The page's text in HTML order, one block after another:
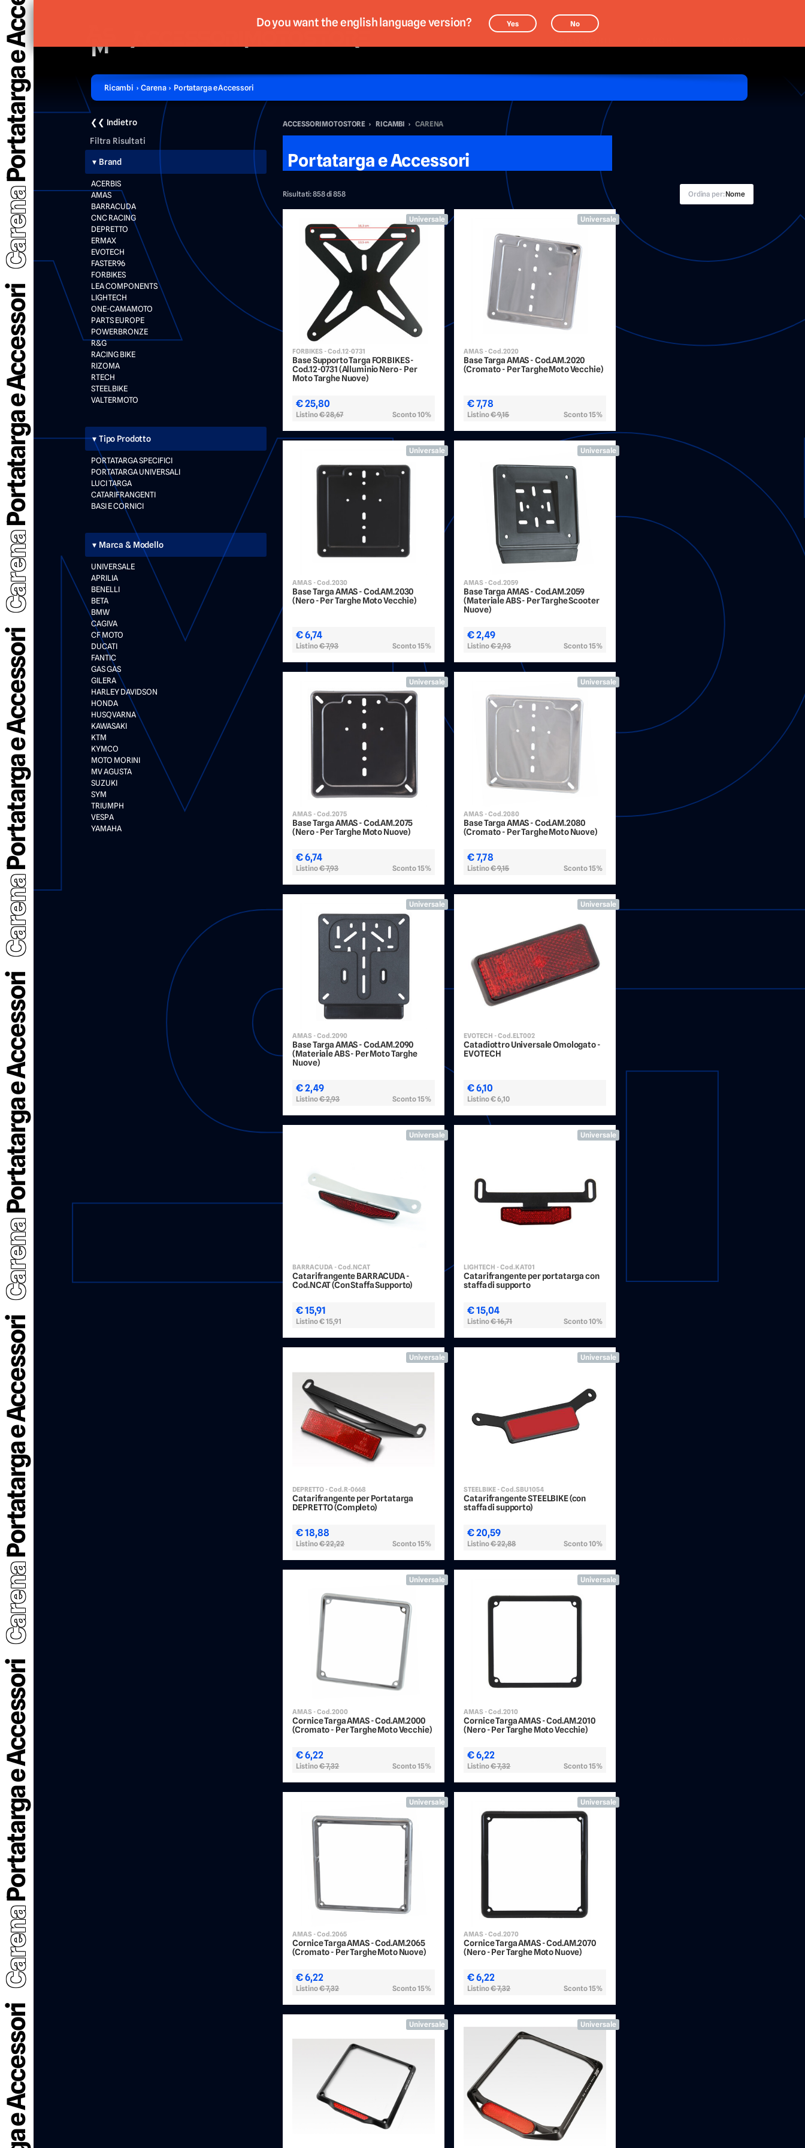
Carena
Portatarga e Accessori
Carena
Portatarga e Accessori
Carena
Portatarga e Accessori
Carena
Portatarga e Accessori
Carena
Portatarga e Accessori
Carena
Portatarga e Accessori Ricambi › Carena › Portatarga e Accessori
ACCESSORIMOTOSTORE › RICAMBI › CARENA
Portatarga e Accessori
Ordina per:Nome
Risultati:858 di 858
Universale
FORBIKES - Cod.12-0731
Base Supporto Targa FORBIKES -
Cod.12-0731 (Alluminio Nero - Per
Moto Targhe Nuove)
€ 25,80
Listino€ 28,67 Sconto 10%
Universale
AMAS - Cod.2020
Base Targa AMAS - Cod.AM.2020
(Cromato - Per Targhe Moto Vecchie)
€ 7,78
Listino€ 9,15 Sconto 15%
Universale
AMAS - Cod.2030
Base Targa AMAS - Cod.AM.2030
(Nero - Per Targhe Moto Vecchie)
€ 6,74
Listino€ 7,93 Sconto 15%
Universale
AMAS - Cod.2059
Base Targa AMAS - Cod.AM.2059
(Materiale ABS - Per Targhe Scooter
Nuove)
€ 2,49
Listino€ 2,93 Sconto 15%
Universale
AMAS - Cod.2075
Base Targa AMAS - Cod.AM.2075
(Nero - Per Targhe Moto Nuove)
€ 6,74
Listino€ 7,93 Sconto 15%
Universale
AMAS - Cod.2080
Base Targa AMAS - Cod.AM.2080
(Cromato - Per Targhe Moto Nuove)
€ 7,78
Listino€ 9,15 Sconto 15%
Universale
AMAS - Cod.2090
Base Targa AMAS - Cod.AM.2090
(Materiale ABS - Per Moto Targhe
Nuove)
€ 2,49
Listino€ 2,93 Sconto 15%
Universale
EVOTECH - Cod.ELT002
Catadiottro Universale Omologato -
EVOTECH
€ 6,10
Listino€ 6,10
Universale
BARRACUDA - Cod.NCAT
Catarifrangente BARRACUDA -
Cod.NCAT (Con Staffa Supporto)
€ 15,91
Listino€ 15,91
Universale
LIGHTECH - Cod.KAT01
Catarifrangente per portatarga con
staffa di supporto
€ 15,04
Listino€ 16,71 Sconto 10%
Universale
DEPRETTO - Cod.R-0668
Catarifrangente per Portatarga
DEPRETTO (Completo)
€ 18,88
Listino€ 22,22 Sconto 15%
Universale
STEELBIKE - Cod.SBU1054
Catarifrangente STEELBIKE (con
staffa di supporto)
€ 20,59
Listino€ 22,88 Sconto 10%
Universale
AMAS - Cod.2000
Cornice Targa AMAS - Cod.AM.2000
(Cromato - Per Targhe Moto Vecchie)
€ 6,22
Listino€ 7,32 Sconto 15%
Universale
AMAS - Cod.2010
Cornice Targa AMAS - Cod.AM.2010
(Nero - Per Targhe Moto Vecchie)
€ 6,22
Listino€ 7,32 Sconto 15%
Universale
AMAS - Cod.2065
Cornice Targa AMAS - Cod.AM.2065
(Cromato - Per Targhe Moto Nuove)
€ 6,22
Listino€ 7,32 Sconto 15%
Universale
AMAS - Cod.2070
Cornice Targa AMAS - Cod.AM.2070
(Nero - Per Targhe Moto Nuove)
€ 6,22
Listino€ 7,32 Sconto 15%
Universale Universale
❮❮ Indietro
Filtra Risultati
Brand
ACERBIS
AMAS
BARRACUDA
CNC RACING
DEPRETTO
ERMAX
EVOTECH
FASTER96
FORBIKES
LEA COMPONENTS
LIGHTECH
ONE-CAMAMOTO
PARTS EUROPE
POWERBRONZE
R&G
RACING BIKE
RIZOMA
RTECH
STEELBIKE
VALTERMOTO
Tipo Prodotto
PORTATARGA SPECIFICI
PORTATARGA UNIVERSALI
LUCI TARGA
CATARIFRANGENTI
BASI E CORNICI
Marca & Modello
UNIVERSALE
APRILIA
BENELLI
BETA
BMW
CAGIVA
CF MOTO
DUCATI
FANTIC
GAS GAS
GILERA
HARLEY DAVIDSON
HONDA
HUSQVARNA
KAWASAKI
KTM
KYMCO
MOTO MORINI
MV AGUSTA
SUZUKI
SYM
TRIUMPH
VESPA
YAMAHA
Do you want the english language version? Yes No